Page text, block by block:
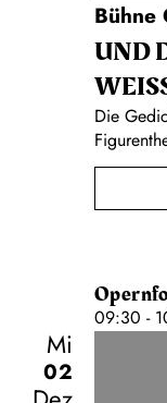
Bühne
UND
Die
09:30 -
Mi
02